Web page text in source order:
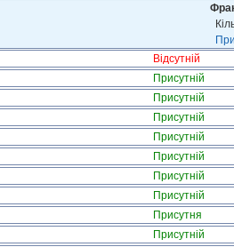
Відсутній
Присутній
Присутній
Присутній
Присутній
Присутній
Присутній
Присутній
Присутня
Присутній